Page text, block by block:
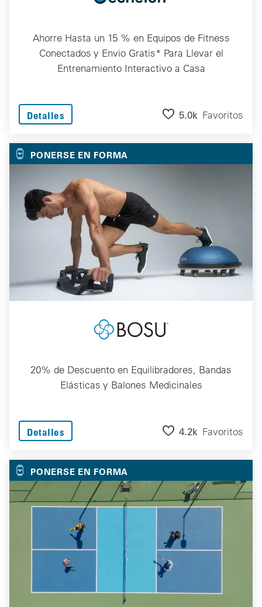
Ahorre Hasta un 15 % en Equipos de Fitness
Conectados y Envio Gratis* Para Llevar el
Entrenamiento Interactivo a Casa
Detalles 5.0k Favoritos
PONERSE EN FORMA
20% de Descuento en Equilibradores, Bandas
Elásticas y Balones Medicinales
Detalles 4.2k Favoritos
PONERSE EN FORMA